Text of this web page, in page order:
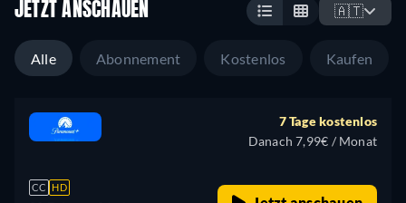
JETZT ANSCHAUEN 🇦🇹
Alle Abonnement Kostenlos Kaufen
CC HD
7 Tage kostenlos
Danach 7,99€ / Monat